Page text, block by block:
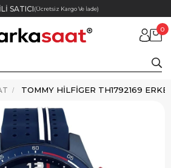
SATICI(Ücretsiz Kargo Ve İade)
0
TOMMY HILFIGER TH1792169